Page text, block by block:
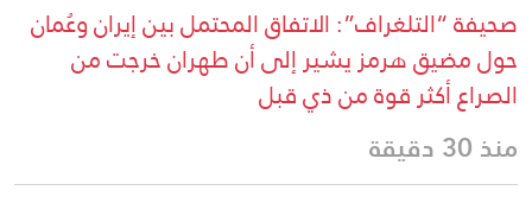
صحيفة “التلغراف”: الاتفاق المحتمل بين إيران وعُمان
حول مضيق هرمز يشير إلى أن طهران خرجت من
الصراع أكثر قوة من ذي قبل
منذ 30 دقيقة